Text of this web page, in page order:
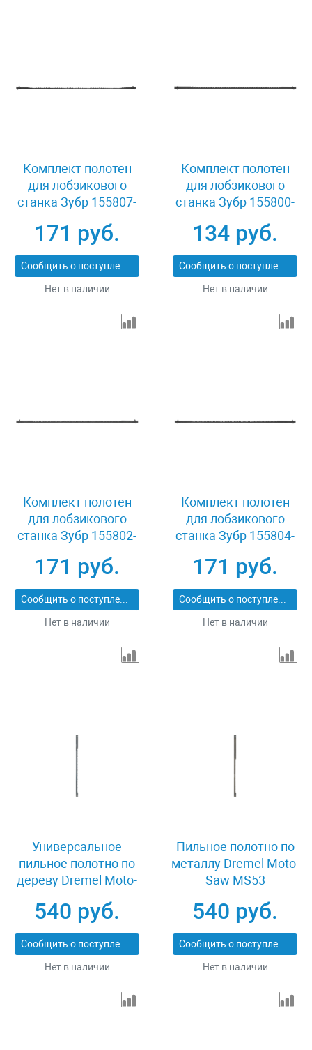
Комплект полотен
для лобзикового
станка Зубр 155807-
171 руб.
Сообщить о поступлении
Нет в наличии
Комплект полотен
для лобзикового
станка Зубр 155800-
134 руб.
Сообщить о поступлении
Нет в наличии
Комплект полотен
для лобзикового
станка Зубр 155802-
171 руб.
Сообщить о поступлении
Нет в наличии
Комплект полотен
для лобзикового
станка Зубр 155804-
171 руб.
Сообщить о поступлении
Нет в наличии
Универсальное
пильное полотно по
дереву Dremel Moto-
2615MS51JA
540 руб.
Сообщить о поступлении
Нет в наличии
Пильное полотно по
металлу Dremel Moto-
Saw MS53
540 руб.
Сообщить о поступлении
Нет в наличии